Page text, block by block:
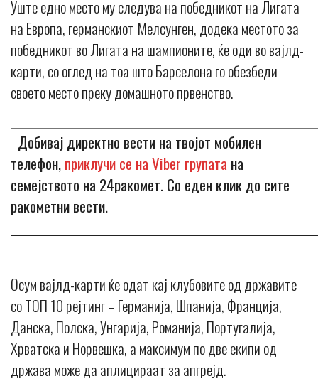
Уште едно место му следува на победникот на Лигата
на Европа, германскиот Мелсунген, додека местото за
победникот во Лигата на шампионите, ќе оди во вајлд-
карти, со оглед на тоа што Барселона го обезбеди
своето место преку домашното првенство.
Добивај директно вести на твојот мобилен
телефон,приклучи се на Viber групата на
семејството на 24ракомет. Со еден клик до сите
ракометни вести.
Осум вајлд-карти ќе одат кај клубовите од државите
со ТОП 10 рејтинг – Германија, Шпанија, Франција,
Данска, Полска, Унгарија, Романија, Португалија,
Хрватска и Норвешка, а максимум по две екипи од
држава може да аплицираат за апгрејд.